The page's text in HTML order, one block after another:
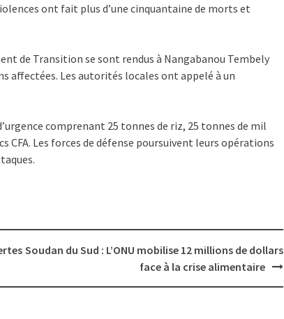
ont fait plus d’une cinquantaine de morts et
de Transition se sont rendus à Nangabanou Tembely
affectées. Les autorités locales ont appelé à un
comprenant 25 tonnes de riz, 25 tonnes de mil
CFA. Les forces de défense poursuivent leurs opérations
Soudan du Sud : L’ONU mobilise 12 millions de dollars
face à la crise alimentaire